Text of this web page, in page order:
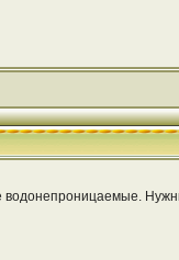
водонепроницаемые.